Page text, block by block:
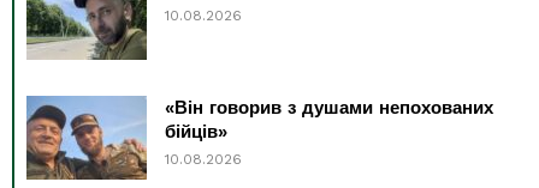
10.08.2026
«Він говорив з душами непохованих
бійців»
10.08.2026